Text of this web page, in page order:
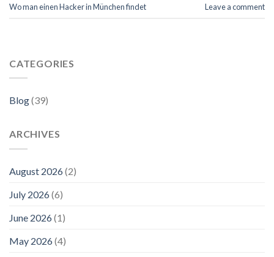
Wo man einen Hacker in München findet
Leave a comment
CATEGORIES
Blog(39)
ARCHIVES
August 2026(2)
July 2026(6)
June 2026(1)
May 2026(4)